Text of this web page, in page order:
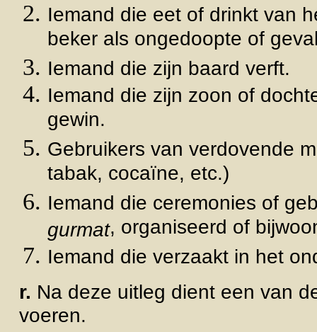
Iemand die eet of drinkt van
beker als ongedoopte of
Iemand die zijn baard verft.
Iemand die zijn zoon of
gewin.
Gebruikers van verdovende
tabak, cocaïne, etc.)
Iemand die ceremonies of
gurmat, organiseerd of
Iemand die verzaakt in het
r. Na deze uitleg dient een van
voeren.